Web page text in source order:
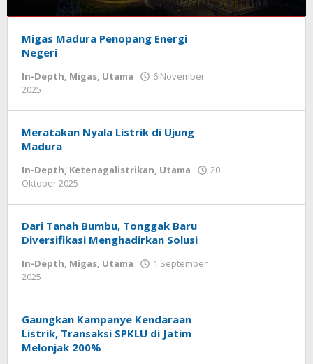
Depth,
oleh
Agung
Migas Madura Penopang Energi
Negeri
In-Depth, Migas, Utama
6 November
2025
Kusdyanto
Meratakan Nyala Listrik di Ujung
Madura
In-Depth, Ketenagalistrikan, Utama
20
Oktober 2025
Kusdyanto
Dari Tanah Bumbu, Tonggak Baru
Diversifikasi Menghadirkan Solusi
In-Depth, Migas, Utama
1 September
2025
Kusdyanto
Gaungkan Kampanye Kendaraan
Listrik, Transaksi SPKLU di Jatim
Melonjak 200%